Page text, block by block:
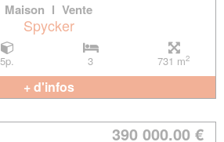
Maison l Vente
Spycker
5p. 3 731 m2
+ d'infos
390 000.00 €